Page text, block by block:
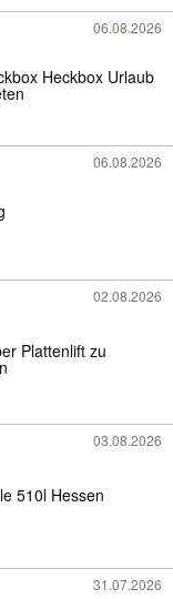
06.08.2026
Heckbox Urlaub
06.08.2026
02.08.2026
Plattenlift zu
03.08.2026
510l Hessen
31.07.2026